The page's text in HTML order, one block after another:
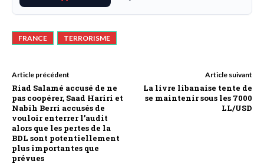
FRANCE TERRORISME
Article précédent
Riad Salamé accusé de ne
pas coopérer, Saad Hariri et
Nabih Berri accusés de
vouloir enterrer l’audit
alors que les pertes de la
BDL sont potentiellement
plus importantes que
prévues
Article suivant
La livre libanaise tente de
se maintenir sous les 7000
LL/USD